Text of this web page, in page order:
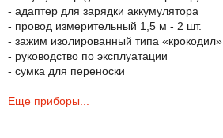
- адаптер для зарядки аккумулятора
- провод измерительный 1,5 м - 2 шт.
- зажим изолированный типа «крокодил»
- руководство по эксплуатации
- сумка для переноски
Еще приборы...